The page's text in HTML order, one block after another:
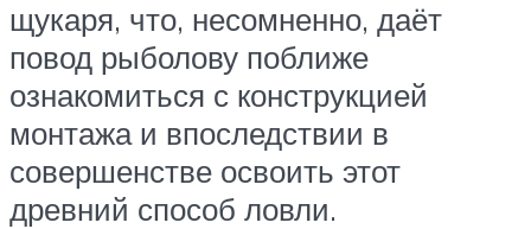
щукаря, что, несомненно, даёт
повод рыболову поближе
ознакомиться с конструкцией
монтажа и впоследствии в
совершенстве освоить этот
древний способ ловли.